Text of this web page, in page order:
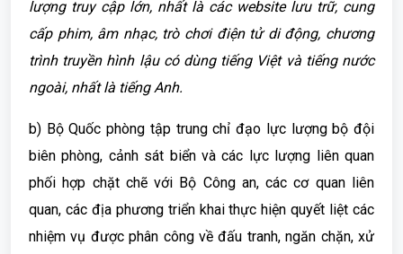
lượng truy cập lớn, nhất là các website lưu trữ, cung
cấp phim, âm nhạc, trò chơi điện tử di động, chương
trình truyền hình lậu có dùng tiếng Việt và tiếng nước
ngoài, nhất là tiếng Anh.
b) Bộ Quốc phòng tập trung chỉ đạo lực lượng bộ đội
biên phòng, cảnh sát biển và các lực lượng liên quan
phối hợp chặt chẽ với Bộ Công an, các cơ quan liên
quan, các địa phương triển khai thực hiện quyết liệt các
nhiệm vụ được phân công về đấu tranh, ngăn chặn, xử